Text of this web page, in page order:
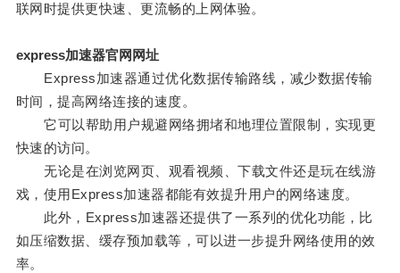
联网时提供更快速、更流畅的上网体验。
express加速器官网网址
Express加速器通过优化数据传输路线，减少数据传输
时间，提高网络连接的速度。
它可以帮助用户规避网络拥堵和地理位置限制，实现更
快速的访问。
无论是在浏览网页、观看视频、下载文件还是玩在线游
戏，使用Express加速器都能有效提升用户的网络速度。
此外，Express加速器还提供了一系列的优化功能，比
如压缩数据、缓存预加载等，可以进一步提升网络使用的效
率。